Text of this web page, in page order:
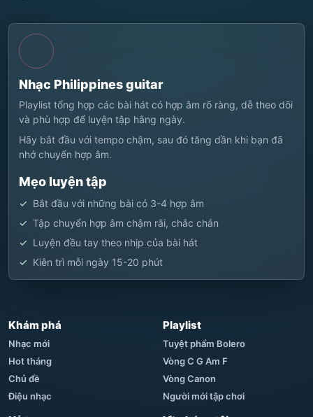
Nhạc Philippines guitar
Playlist tổng hợp các bài hát có hợp âm rõ ràng, dễ theo dõi
và phù hợp để luyện tập hằng ngày.
Hãy bắt đầu với tempo chậm, sau đó tăng dần khi bạn đã
nhớ chuyển hợp âm.
Mẹo luyện tập
Bắt đầu với những bài có 3-4 hợp âm
Tập chuyển hợp âm chậm rãi, chắc chắn
Luyện đều tay theo nhịp của bài hát
Kiên trì mỗi ngày 15-20 phút
Khám phá
Nhạc mới
Hot tháng
Chủ đề
Điệu nhạc
Playlist
Tuyệt phẩm Bolero
Vòng C G Am F
Vòng Canon
Người mới tập chơi